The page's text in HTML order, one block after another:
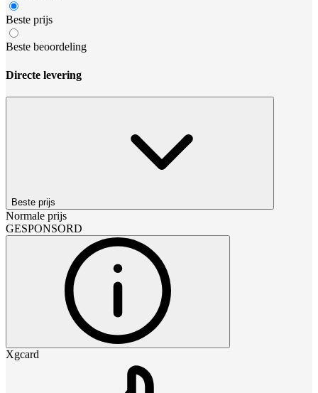
Beste prijs
Beste beoordeling
Directe levering
Beste prijs
Normale prijs
GESPONSORD
Xgcard